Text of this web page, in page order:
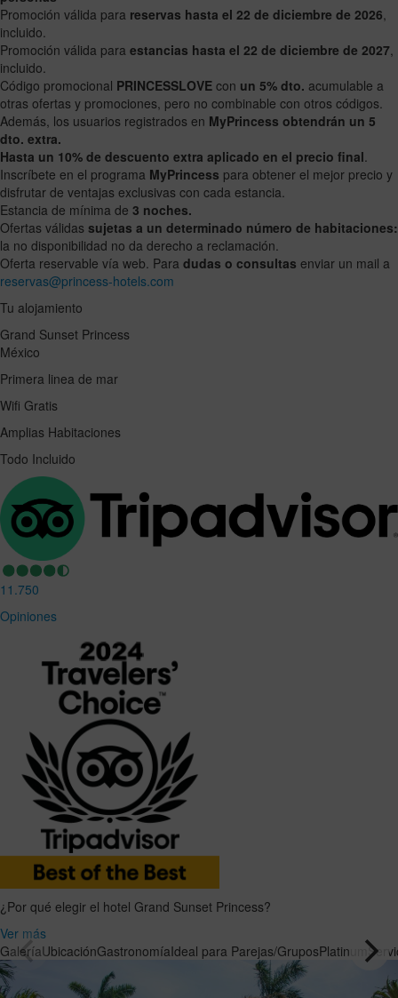
a
Press
question
mark
key
get
the
keyboard
shortcuts
for
changing
dates.
a
Press
question
mark
key
get
the
keyboard
for
changing
dates.
Promoción válida para reservas hasta el 22 de diciembre de 2026
incluido.
Promoción válida para estancias hasta el 22 de diciembre de 2027
incluido.
Código promocional PRINCESSLOVE con un 5% dto. acumulable a
otras ofertas y promociones, pero no combinable con otros códigos.
Además, los usuarios registrados en MyPrincess obtendrán un 5
dto. extra.
Hasta un 10% de descuento extra aplicado en el precio final
Inscríbete en el programa MyPrincess para obtener el mejor precio y
disfrutar de ventajas exclusivas con cada estancia.
Estancia de mínima de 3 noches.
Ofertas válidas sujetas a un determinado número de habitaciones:
la no disponibilidad no da derecho a reclamación.
Oferta reservable vía web. Para dudas o consultas enviar un mail a
reservas@princess-hotels.com
Tu alojamiento
Grand Sunset Princess
México
Primera linea de mar
Wifi Gratis
Amplias Habitaciones
Todo Incluido
11.750
Opiniones
¿Por qué elegir el hotel Grand Sunset Princess?
Ver más
GaleríaUbicaciónGastronomíaIdeal para Parejas/GruposPlatinum